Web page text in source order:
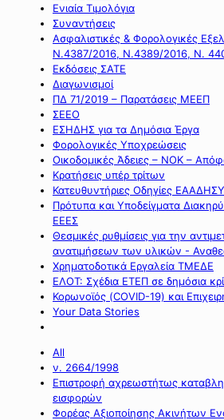
Ενιαία Τιμολόγια
Συναντήσεις
Ασφαλιστικές & Φορολογικές
Ν.4387/2016, Ν.4389/2016, Ν.
Εκδόσεις ΣΑΤΕ
Διαγωνισμοί
ΠΔ 71/2019 – Παρατάσεις ΜΕΕΠ
ΣΕΕΟ
ΕΣΗΔΗΣ για τα Δημόσια Έργα
Φορολογικές Υποχρεώσεις
Οικοδομικές Άδειες – ΝΟΚ –
Κρατήσεις υπέρ τρίτων
Κατευθυντήριες Οδηγίες ΕΑΑΔΗΣΥ
Πρότυπα και Υποδείγματα
ΕΕΕΣ
Θεσμικές ρυθμίσεις για την
ανατιμήσεων των υλικών -
Χρηματοδοτικά Εργαλεία ΤΜΕΔΕ
ΕΛΟΤ: Σχέδια ΕΤΕΠ σε δημόσια
Κορωνοϊός (COVID-19) και
Your Data Stories
All
ν. 2664/1998
Επιστροφή αχρεωστήτως
εισφορών
Φορέας Αξιοποίησης Ακινήτων